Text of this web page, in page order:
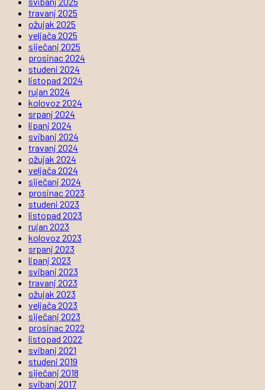
travanj 2025
ožujak 2025
veljača 2025
siječanj 2025
prosinac 2024
studeni 2024
listopad 2024
rujan 2024
kolovoz 2024
srpanj 2024
lipanj 2024
svibanj 2024
travanj 2024
ožujak 2024
veljača 2024
siječanj 2024
prosinac 2023
studeni 2023
listopad 2023
rujan 2023
kolovoz 2023
srpanj 2023
lipanj 2023
svibanj 2023
travanj 2023
ožujak 2023
veljača 2023
siječanj 2023
prosinac 2022
listopad 2022
svibanj 2021
studeni 2019
siječanj 2018
svibanj 2017